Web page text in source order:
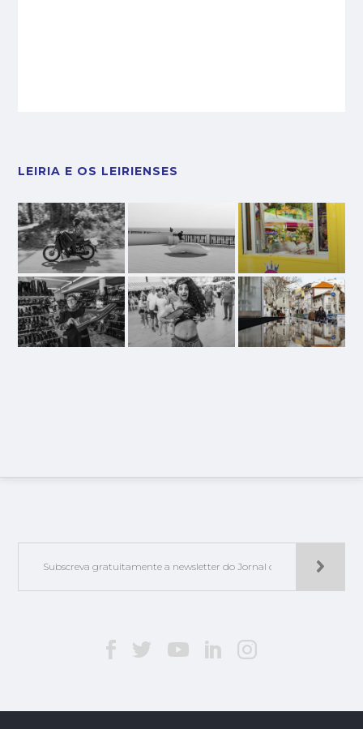
LEIRIA E OS LEIRIENSES